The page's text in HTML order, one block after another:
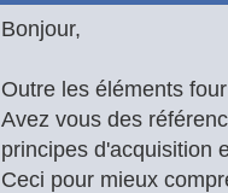
Bonjour,
Outre les éléments
Avez vous des
principes d'acquisition
Ceci pour mieux